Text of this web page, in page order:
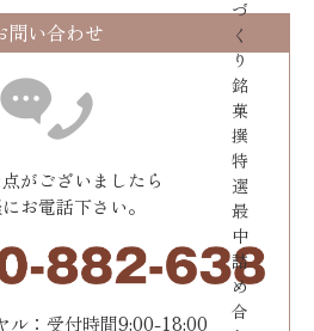
づ
く
り
銘
菓
撰
特
選
最
中
詰
め
合
問い合わせ
がございましたら
お電話下さい。
ル：受付時間9:00-18:00